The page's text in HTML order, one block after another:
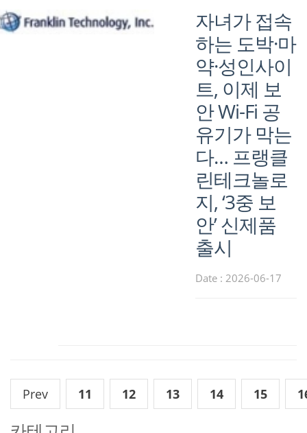
자녀가 접속
하는 도박·마
약·성인사이
트, 이제 보
안 Wi-Fi 공
유기가 막는
다… 프랭클
린테크놀로
지, ‘3중 보
안’ 신제품
출시
Date : 2026-06-17
Prev 11 12 13 14 15